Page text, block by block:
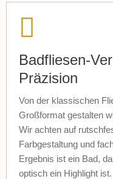
Badfliesen-
Präzision
Von der klassischen
Großformat gestalten
Wir achten auf
Farbgestaltung und
Ergebnis ist ein Bad,
optisch ein Highlight ist.